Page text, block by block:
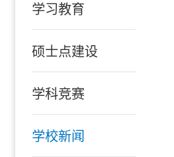
学习教育
硕士点建设
学科竞赛
学校新闻